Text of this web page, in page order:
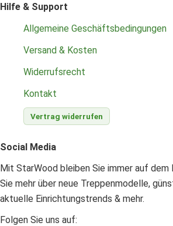
Hilfe & Support
Allgemeine Geschäftsbedingungen
Versand & Kosten
Widerrufsrecht
Kontakt
Vertrag widerrufen
Social Media
Mit StarWood bleiben Sie immer auf dem
Sie mehr über neue Treppenmodelle,
aktuelle Einrichtungstrends & mehr.
Folgen Sie uns auf: